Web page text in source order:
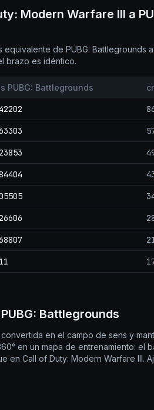
Modern Warfare III a
de PUBG: Battlegrounds
brazo es idéntico.
PUBG: Battlegrounds
Battlegrounds
en el campo de sens y
en un mapa de entrenamiento: el
en Call of Duty: Modern Warfare III.